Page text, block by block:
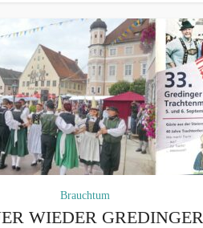
Brauchtum
WIEDER GREDINGER